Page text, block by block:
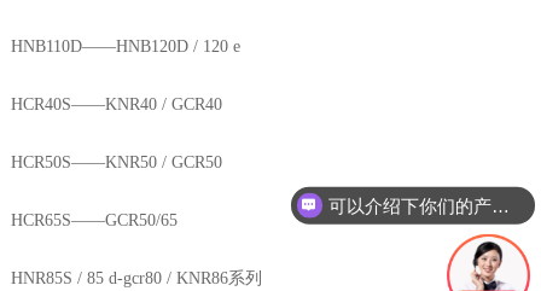
HNB110D——HNB120D / 120 e
HCR40S——KNR40 / GCR40
HCR50S——KNR50 / GCR50
HCR65S——GCR50/65
HNR85S / 85 d-gcr80 / KNR86系列
可以介绍下你们的产品么